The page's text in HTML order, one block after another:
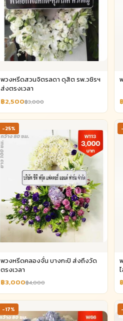
พวงหรีดสวนจิตรลดา ดุสิต รพ.วชิรฯ
ส่งตรงเวลา
฿2,500฿3,000
-25%
พวงหรีดคลองจั่น บางกะปิ ส่งถึงวัด
ตรงเวลา
฿3,000฿4,000
-17%